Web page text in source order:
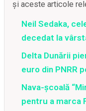
și aceste articole
Neil Sedaka,
decedat la
Delta Dunării
euro din PNRR
Nava-școală
pentru a marca